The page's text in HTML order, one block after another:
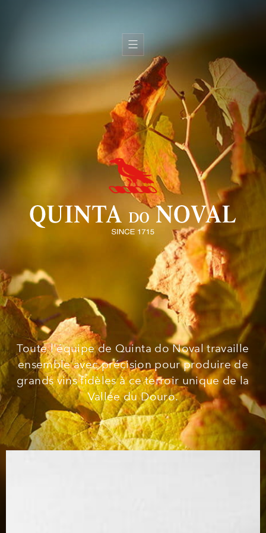
toire
Terroir
Équipe
Vins
Huiles d’olive
Bou iques
Galerie
ct
Toute l'équipe de Quinta do Noval travaille
ensemble avec précision pour produire de
grands vins fidèles à ce terroir unique de la
Vallée du Douro.